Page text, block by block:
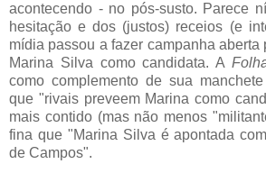
acontecendo - no pós-susto. Parece
hesitação e dos (justos) receios (e
mídia passou a fazer campanha
Marina Silva como candidata. A
como complemento de sua
que "rivais preveem Marina como
mais contido (mas não menos
fina que "Marina Silva é apontada
de Campos".